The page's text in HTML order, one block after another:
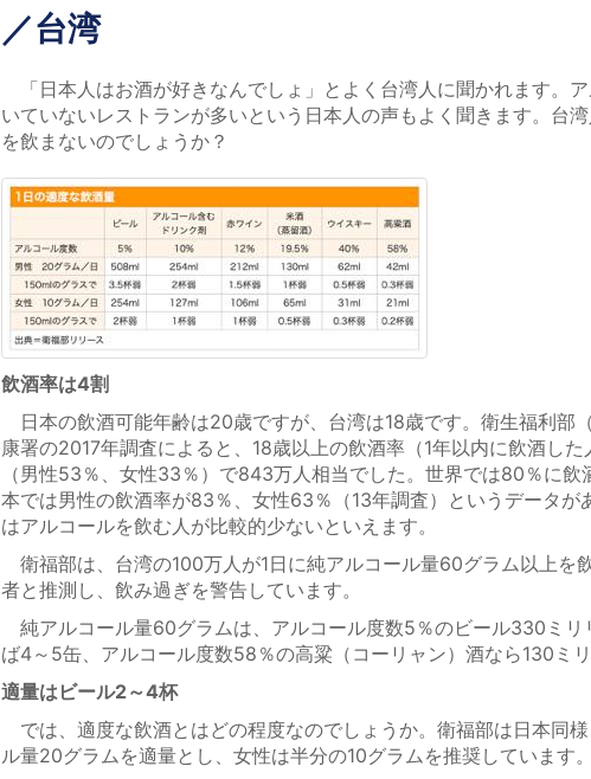
／台湾
「日本人はお酒が好きなんでしょ」とよく台湾人に聞かれます。
いていないレストランが多いという日本人の声もよく聞きます。台
を飲まないのでしょうか？
飲酒率は4割
日本の飲酒可能年齢は20歳ですが、台湾は18歳です。衛生福利部
康署の2017年調査によると、18歳以上の飲酒率（1年以内に飲酒し
（男性53％、女性33％）で843万人相当でした。世界では80％に飲
本では男性の飲酒率が83％、女性63％（13年調査）というデータが
はアルコールを飲む人が比較的少ないといえます。
衛福部は、台湾の100万人が1日に純アルコール量60グラム以上を
者と推測し、飲み過ぎを警告しています。
純アルコール量60グラムは、アルコール度数5％のビール330ミリ
ば4～5缶、アルコール度数58％の高粱（コーリャン）酒なら130ミリ
適量はビール2～4杯
では、適度な飲酒とはどの程度なのでしょうか。衛福部は日本同
ル量20グラムを適量とし、女性は半分の10グラムを推奨しています。